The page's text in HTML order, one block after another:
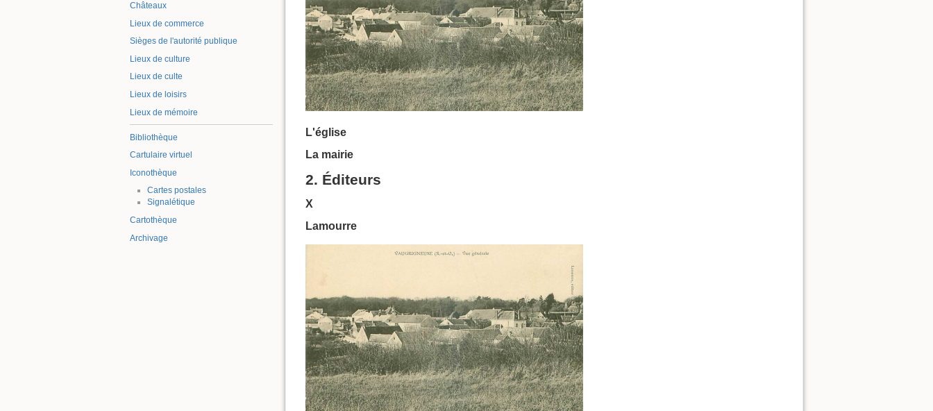
Châteaux
Lieux de commerce
Sièges de l'autorité publique
Lieux de culture
Lieux de culte
Lieux de loisirs
Lieux de mémoire
Bibliothèque
Cartulaire virtuel
Iconothèque
Cartes postales
Signalétique
Cartothèque
Archivage
L'église
La mairie
2. Éditeurs
X
Lamourre